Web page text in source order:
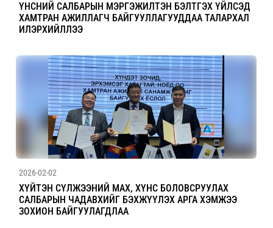
ҮНСНИЙ САЛБАРЫН МЭРГЭЖИЛТЭН БЭЛТГЭХ ҮЙЛСЭД
ХАМТРАН АЖИЛЛАГЧ БАЙГУУЛЛАГУУДДАА ТАЛАРХАЛ
ИЛЭРХИЙЛЛЭЭ
2026-02-02
ХҮЙТЭН СҮЛЖЭЭНИЙ МАХ, ХҮНС БОЛОВСРУУЛАХ
САЛБАРЫН ЧАДАВХИЙГ БЭХЖҮҮЛЭХ АРГА ХЭМЖЭЭ
ЗОХИОН БАЙГУУЛАГДЛАА